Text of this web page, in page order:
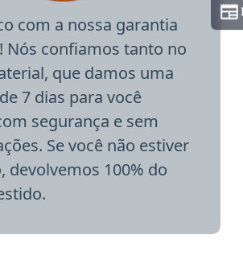
com a nossa garantia
Nós confiamos tanto no
que damos uma
7 dias para você
segurança e sem
Se você não estiver
devolvemos 100% do